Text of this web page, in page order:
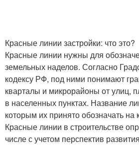
Красные линии застройки: что это?
Красные линии нужны для
земельных наделов. Согласно
кодексу РФ, под ними понимают
кварталы и микрорайоны от улиц,
в населенных пунктах. Название
которым их принято обозначать на
Красные линии в строительстве
числе с учетом перспектив